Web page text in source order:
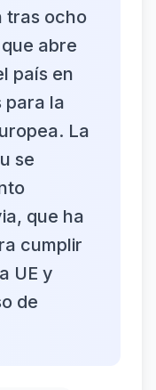
tras ocho
abre
país en
para la
La
se
que ha
cumplir
UE y
de